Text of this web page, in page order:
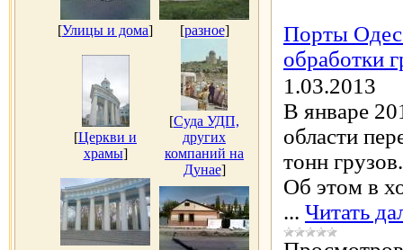
[Улицы и дома] [разное]
[Церкви и
храмы]
[Суда УДП,
других
компаний на
Дунае]
Порты
обработки
1.03.2013
В январе
области
тонн грузов.
Об этом в
... Читать